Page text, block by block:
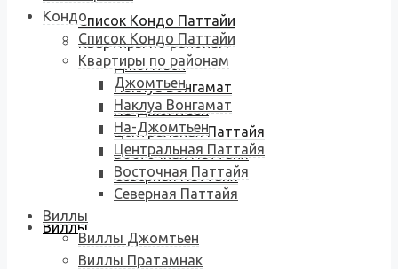
Список Кондо Паттайи
Квартиры по районам
Джомтьен
Наклуа Вонгамат
На-Джомтьен
Центральная Паттайя
Восточная Паттайя
Северная Паттайя
Виллы
Кондо
Список Кондо Паттайи
Квартиры по районам
Джомтьен
Наклуа Вонгамат
На-Джомтьен
Центральная Паттайя
Восточная Паттайя
Северная Паттайя
Виллы
Виллы Джомтьен
Виллы Пратамнак